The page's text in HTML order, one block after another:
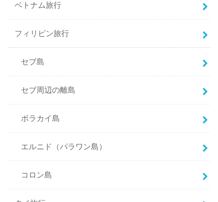
ベトナム旅行
フィリピン旅行
セブ島
セブ周辺の離島
ボラカイ島
エルニド（パラワン島）
コロン島